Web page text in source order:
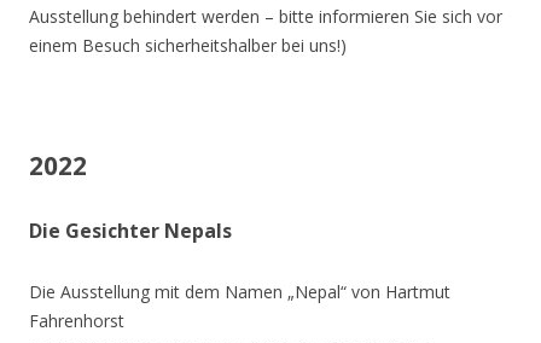
Ausstellung behindert werden – bitte informieren Sie sich vor
einem Besuch sicherheitshalber bei uns!)
2022
Die Gesichter Nepals
Die Ausstellung mit dem Namen „Nepal“ von Hartmut
Fahrenhorst